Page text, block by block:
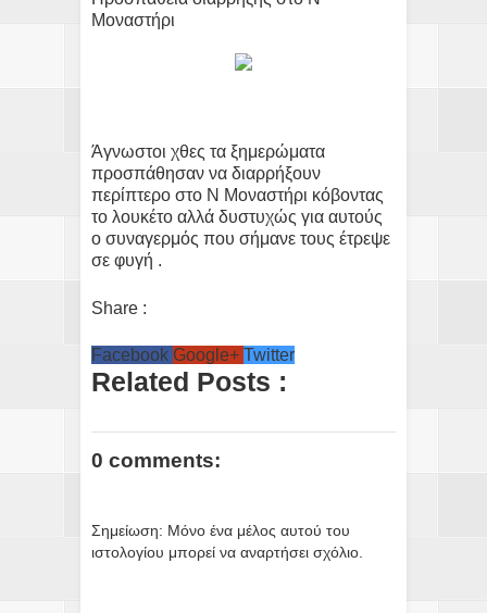
Μοναστήρι
Άγνωστοι χθες τα ξημερώματα
προσπάθησαν να διαρρήξουν
περίπτερο στο Ν Μοναστήρι κόβοντας
το λουκέτο αλλά δυστυχώς για αυτούς
ο συναγερμός που σήμανε τους έτρεψε
σε φυγή .
Share :
Facebook Google+ Twitter
Related Posts :
0 comments:
Σημείωση: Μόνο ένα μέλος αυτού του
ιστολογίου μπορεί να αναρτήσει σχόλιο.